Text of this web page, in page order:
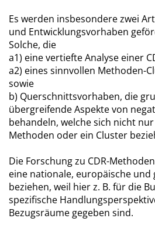
Es werden insbesondere zwei
und Entwicklungsvorhaben
Solche, die
a1) eine vertiefte Analyse einer
a2) eines sinnvollen Methoden-
sowie
b) Querschnittsvorhaben, die
übergreifende Aspekte von
behandeln, welche sich nicht nur
Methoden oder ein Cluster
Die Forschung zu CDR-
eine nationale, europäische und
beziehen, weil hier z. B. für die
spezifische
Bezugsräume gegeben sind.